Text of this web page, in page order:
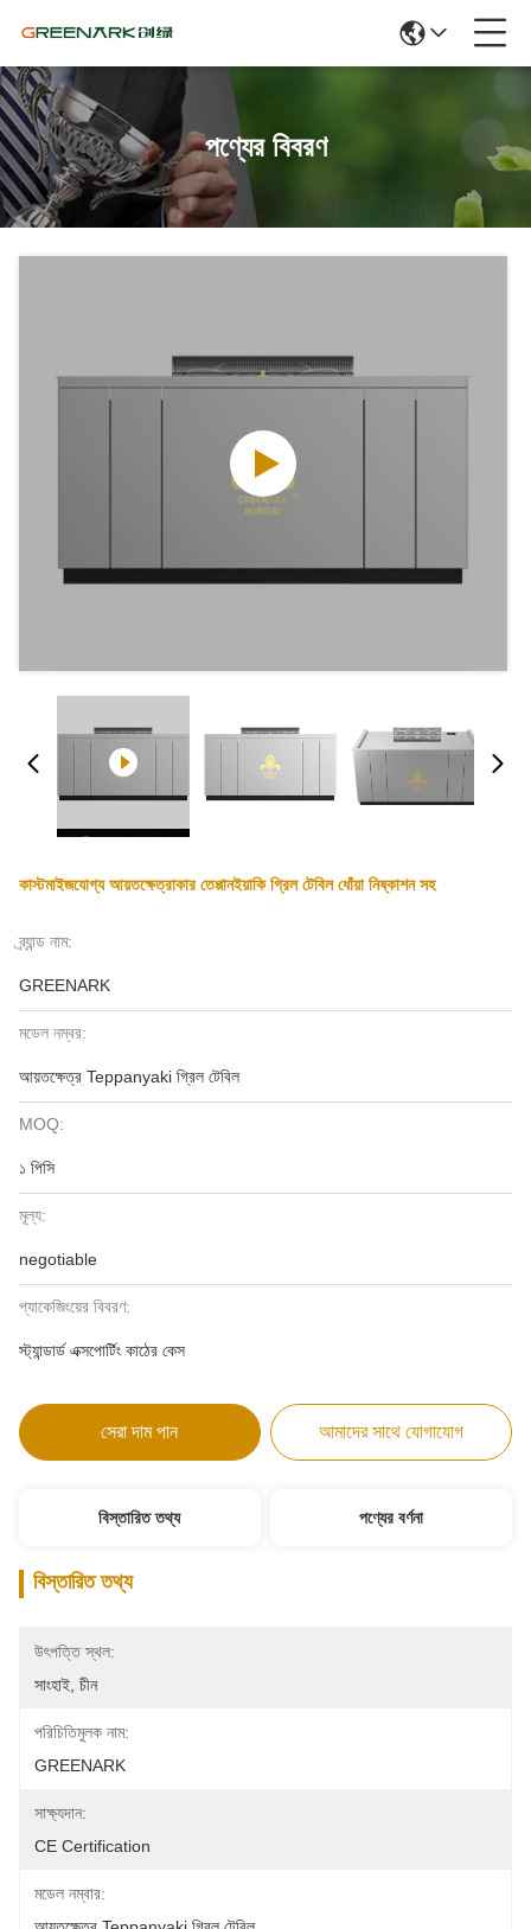
পণ্যের বিবরণ
কাস্টমাইজযোগ্য আয়তক্ষেত্রাকার তেপ্পানইয়াকি গ্রিল টেবিল ধোঁয়া নিষ্কাশন সহ
ব্র্যান্ড নাম:
GREENARK
মডেল নম্বর:
আয়তক্ষেত্র Teppanyaki গ্রিল টেবিল
MOQ:
১ পিসি
মূল্য:
negotiable
প্যাকেজিংয়ের বিবরণ:
স্ট্যান্ডার্ড এক্সপোর্টিং কাঠের কেস
সেরা দাম পান আমাদের সাথে যোগাযোগ
বিস্তারিত তথ্য পণ্যের বর্ণনা
বিস্তারিত তথ্য
উৎপত্তি স্থল:
সাংহাই, চীন
পরিচিতিমুলক নাম:
GREENARK
সাক্ষ্যদান:
CE Certification
মডেল নম্বার: